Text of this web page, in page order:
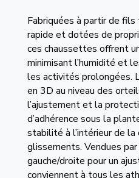
Fabriquées à partir de fils
rapide et dotées de
ces chaussettes offrent
minimisant l’humidité et
les activités prolongées.
en 3D au niveau des
l’ajustement et la
d’adhérence sous la
stabilité à l’intérieur de
glissements. Vendues
gauche/droite pour un
conviennent à tous les